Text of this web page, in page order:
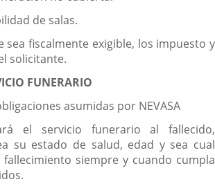
de salas.
sea fiscalmente exigible, los impuesto y
solicitante.
FUNERARIO
asumidas por NEVASA
el servicio funerario al fallecido,
su estado de salud, edad y sea cual
siempre y cuando cumpla